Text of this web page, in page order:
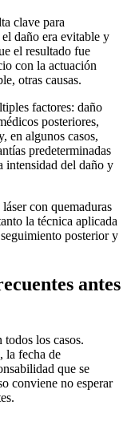
clave para
daño era evitable y
el resultado fue
con la actuación
otras causas.
factores: daño
posteriores,
en algunos casos,
predeterminadas
intensidad del daño y
con quemaduras
la técnica aplicada
posterior y
antes
todos los casos.
la fecha de
que se
conviene no esperar